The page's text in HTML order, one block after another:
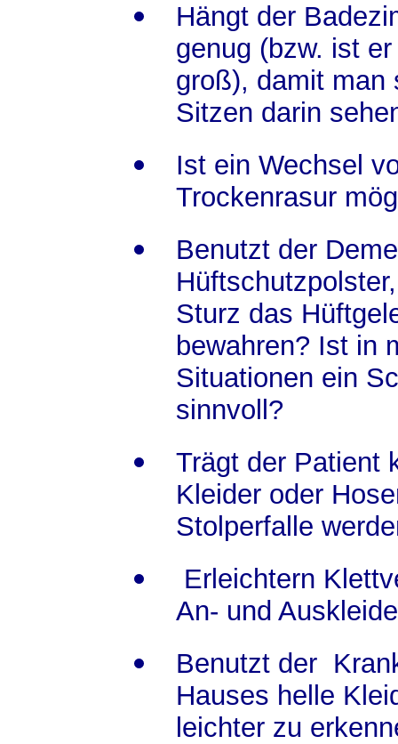
Hängt der
genug (bzw. ist
groß), damit man
Sitzen darin
Ist ein Wechsel
Trockenrasur
Benutzt der
Sturz das
bewahren? Ist in
Situationen ein
sinnvoll?
Trägt der Patient
Kleider oder
Stolperfalle
Erleichtern
An- und
Benutzt der
Hauses helle
leichter zu